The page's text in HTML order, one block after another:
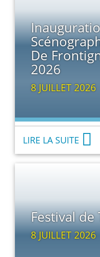
De
2026
8 JUILLET 2026
LIRE LA SUITE
Festival de
8 JUILLET 2026